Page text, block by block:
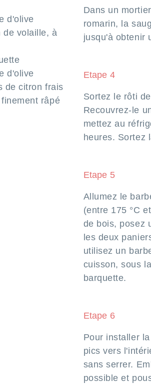
d'olive
de volaille, à
d'olive
de citron frais
râpé
Dans un
romarin, la
jusqu'à obtenir
Etape 4
Sortez le rôti
Recouvrez-le
mettez au
heures. Sortez
Etape 5
Allumez le
(entre 175 °C
de bois, posez
les deux
utilisez un
cuisson, sous
barquette.
Etape 6
Pour installer
pics vers
sans serrer.
possible et